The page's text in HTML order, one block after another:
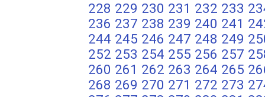
228 229 230 231 232 233
236 237 238 239 240 241
244 245 246 247 248 249
252 253 254 255 256 257
260 261 262 263 264 265
268 269 270 271 272 273